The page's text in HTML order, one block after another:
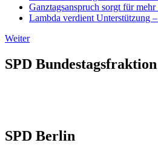
Ganztagsanspruch sorgt für
Lambda verdient Unterstützung
Weiter
SPD Bundestagsfraktion
SPD Berlin